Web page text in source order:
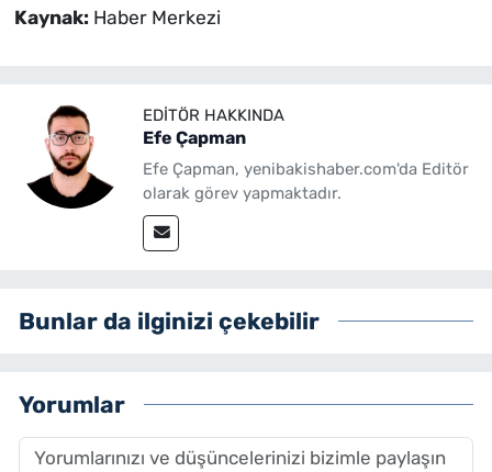
Kaynak: Haber Merkezi
EDITÖR HAKKINDA
Efe Çapman
Efe Çapman, yenibakishaber.com'da Editör
olarak görev yapmaktadır.
Bunlar da ilginizi çekebilir
Yorumlar